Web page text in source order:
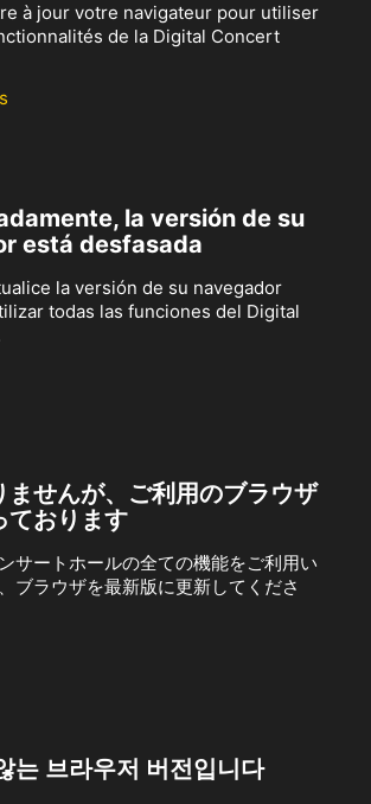
à jour votre navigateur pour utiliser
de la Digital Concert
la versión de su
está desfasada
la versión de su navegador
todas las funciones del Digital
ませんが、ご利用のブラウザ
ております
サートホールの全ての機能をご利用い
ブラウザを最新版に更新してくださ
는 브라우저 버전입니다